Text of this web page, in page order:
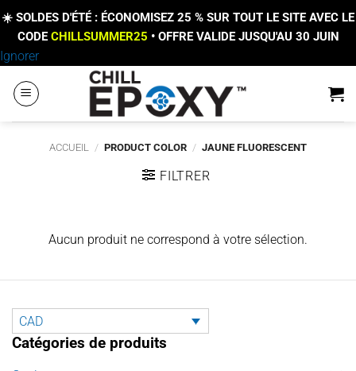
☀️ SOLDES D'ÉTÉ : ÉCONOMISEZ 25 % SUR TOUT LE SITE AVEC LE
CODECHILLSUMMER25 • OFFRE VALIDE JUSQU'AU 30 JUIN
IgnorerPasser
contenu
ACCUEIL / PRODUCT COLOR / JAUNE FLUORESCENT
FILTRER
Aucun produit ne correspond à votre sélection.
CAD
Catégories de produits